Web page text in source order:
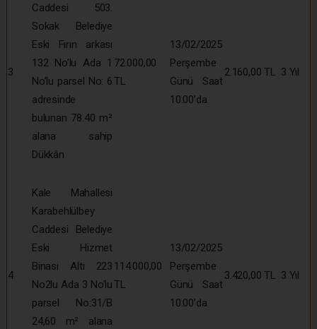
3
Caddesi 503.
Sokak Belediye
Eski Fırın arkası
132 No’lu Ada 1
No’lu parsel No: 6
adresinde
bulunan 78.40 m²
alana sahip
Dükkân
72.000,00
TL
13/02/2025
Perşembe
Günü Saat
10:00’da
2.160,00 TL 3 Yıl
4
Kale Mahallesi
Karabehlülbey
Caddesi Belediye
Eski Hizmet
Binası Altı 223
No2lu Ada 3 No’lu
parsel No:31/B
24,60 m² alana
114.000,00
TL
13/02/2025
Perşembe
Günü Saat
10:00’da
3.420,00 TL 3 Yıl